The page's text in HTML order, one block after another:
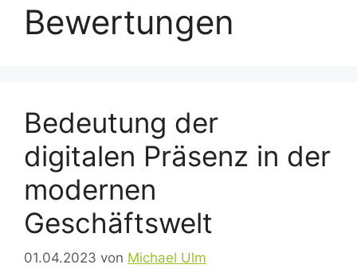
Bewertungen
Bedeutung der
digitalen Präsenz in der
modernen
Geschäftswelt
01.04.2023 von Michael Ulm